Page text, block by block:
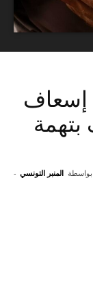
إسعاف
بواسطة المنبر التونسي -